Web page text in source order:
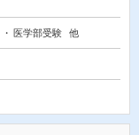
医学部受験 他